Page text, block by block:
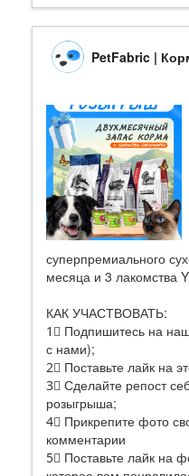
суперпремиального
месяца и 3 лакомства
КАК УЧАСТВОВАТЬ:
1⃣ Подпишитесь на
с нами);
2⃣ Поставьте лайк на
3⃣ Сделайте репост
розыгрыша;
4⃣ Прикрепите фото
комментарии
5⃣ Поставьте лайк на